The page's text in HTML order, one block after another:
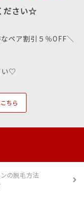
ださい☆
ペア割引５％OFF＼
い♡
ちら
の脱毛方法